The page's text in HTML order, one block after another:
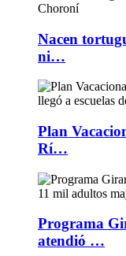
Nacen
ni…
Plan
Rí…
Programa
atendió …